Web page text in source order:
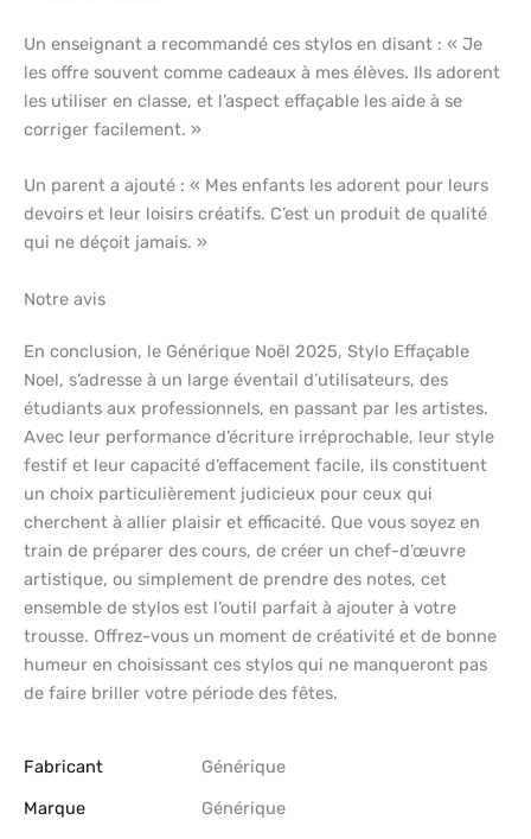
Un enseignant a recommandé ces stylos en disant : « Je
les offre souvent comme cadeaux à mes élèves. Ils adorent
les utiliser en classe, et l’aspect effaçable les aide à se
corriger facilement. »
Un parent a ajouté : « Mes enfants les adorent pour leurs
devoirs et leur loisirs créatifs. C’est un produit de qualité
qui ne déçoit jamais. »
Notre avis
En conclusion, le Générique Noël 2025, Stylo Effaçable
Noel, s’adresse à un large éventail d’utilisateurs, des
étudiants aux professionnels, en passant par les artistes.
Avec leur performance d’écriture irréprochable, leur style
festif et leur capacité d’effacement facile, ils constituent
un choix particulièrement judicieux pour ceux qui
cherchent à allier plaisir et efficacité. Que vous soyez en
train de préparer des cours, de créer un chef-d’œuvre
artistique, ou simplement de prendre des notes, cet
ensemble de stylos est l’outil parfait à ajouter à votre
trousse. Offrez-vous un moment de créativité et de bonne
humeur en choisissant ces stylos qui ne manqueront pas
de faire briller votre période des fêtes.
Fabricant
‎Générique
Marque
‎Générique